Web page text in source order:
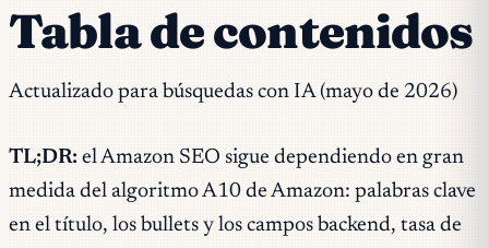
Tabla de contenidos
Actualizado para búsquedas con IA (mayo de 2026)
TL;DR: el Amazon SEO sigue dependiendo en gran
medida del algoritmo A10 de Amazon: palabras clave
en el título, los bullets y los campos backend, tasa de